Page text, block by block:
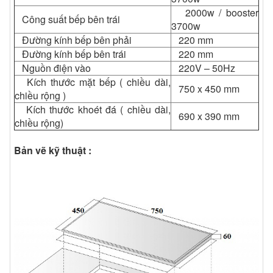
năng dẫn nhiệt của loại mặt kính này rất thấp nên nếu
bạn có nấu bếp từ thì chỉ vùng nào tiếp xúc với đáy nồi
sẽ nóng còn lại vùng ngoài sẽ hoàn toàn không bị nóng.
Chính việc sử dụng loại mặt kính này cho bếp từ sẽ là
một trong những tiêu chí quan trọng đầu tiên để đánh giá
dòng sản phẩm bếp từ Đức có độ bền rất cao.
Công suất bếp bên trái
2000w / booster
3700w
Đường kính bếp bên phải
220 mm
Đường kính bếp bên trái
220 mm
Nguồn điện vào
220V – 50Hz
Kích thước mặt bếp ( chiều dài,
chiều rộng )
750 x 450 mm
Kích thước khoét đá ( chiều dài,
chiều rộng)
690 x 390 mm
Bản vẽ kỹ thuật :